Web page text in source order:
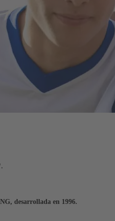
desarrollada en 1996.